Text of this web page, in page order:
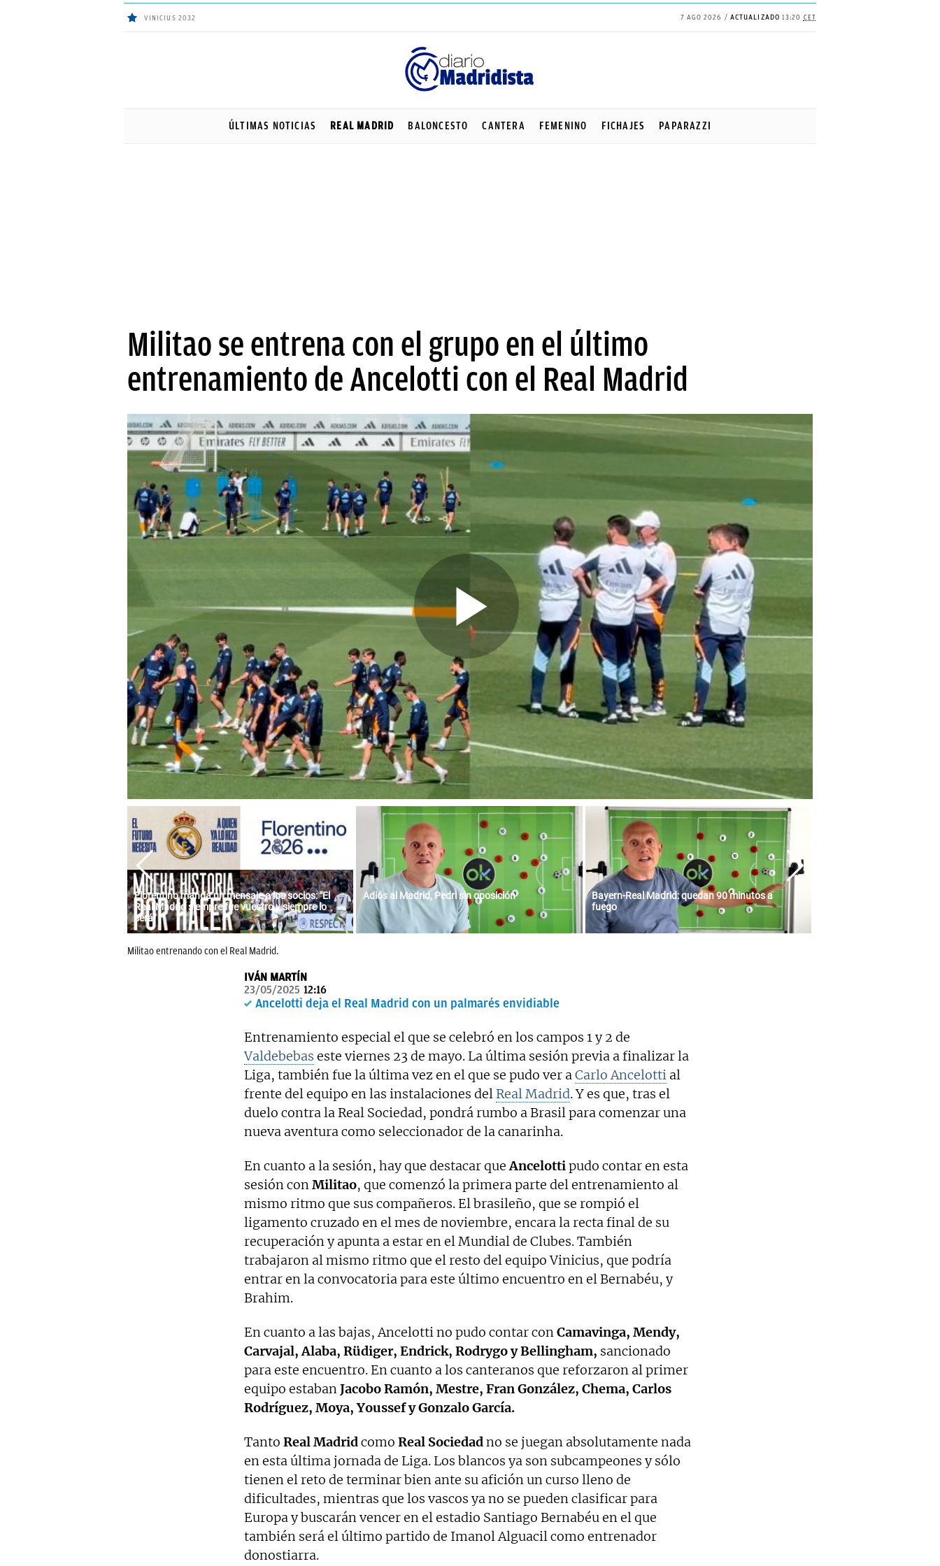
VINICIUS 2032 7 AGO 2026 ACTUALIZADO 13:20 CET
OKDIARIO
ÚLTIMAS NOTICIAS REAL MADRID BALONCESTO CANTERA FEMENINO FICHAJES PAPARAZZI
Militao se entrena con el grupo en el último
entrenamiento de Ancelotti con el Real Madrid
Florentino manda un mensaje a los socios: "El
Real Madrid siempre fue vuestro y siempre lo
será"
Adiós al Madrid, Pedri sin oposición
Bayern-Real Madrid: quedan 90 minutos a
fuego
Militao entrenando con el Real Madrid.
IVÁN MARTÍN
23/05/2025 12:16
Ancelotti deja el Real Madrid con un palmarés envidiable
Entrenamiento especial el que se celebró en los campos 1 y 2 de
Valdebebas este viernes 23 de mayo. La última sesión previa a finalizar la
Liga, también fue la última vez en el que se pudo ver a Carlo Ancelotti al
frente del equipo en las instalaciones del Real Madrid. Y es que, tras el
duelo contra la Real Sociedad, pondrá rumbo a Brasil para comenzar una
nueva aventura como seleccionador de la canarinha.
En cuanto a la sesión, hay que destacar que Ancelotti pudo contar en esta
sesión con Militao, que comenzó la primera parte del entrenamiento al
mismo ritmo que sus compañeros. El brasileño, que se rompió el
ligamento cruzado en el mes de noviembre, encara la recta final de su
recuperación y apunta a estar en el Mundial de Clubes. También
trabajaron al mismo ritmo que el resto del equipo Vinicius, que podría
entrar en la convocatoria para este último encuentro en el Bernabéu, y
Brahim.
En cuanto a las bajas, Ancelotti no pudo contar con Camavinga, Mendy,
Carvajal, Alaba, Rüdiger, Endrick, Rodrygo y Bellingham, sancionado
para este encuentro. En cuanto a los canteranos que reforzaron al primer
equipo estaban Jacobo Ramón, Mestre, Fran González, Chema, Carlos
Rodríguez, Moya, Youssef y Gonzalo García.
Tanto Real Madridcomo Real Sociedadno se juegan absolutamente nada
en esta última jornada de Liga. Los blancos ya son subcampeones y sólo
tienen el reto de terminar bien ante su afición un curso lleno de
dificultades, mientras que los vascos ya no se pueden clasificar para
Europa y buscarán vencer en el estadio Santiago Bernabéu en el que
también será el último partido de Imanol Alguacil como entrenador
donostiarra.